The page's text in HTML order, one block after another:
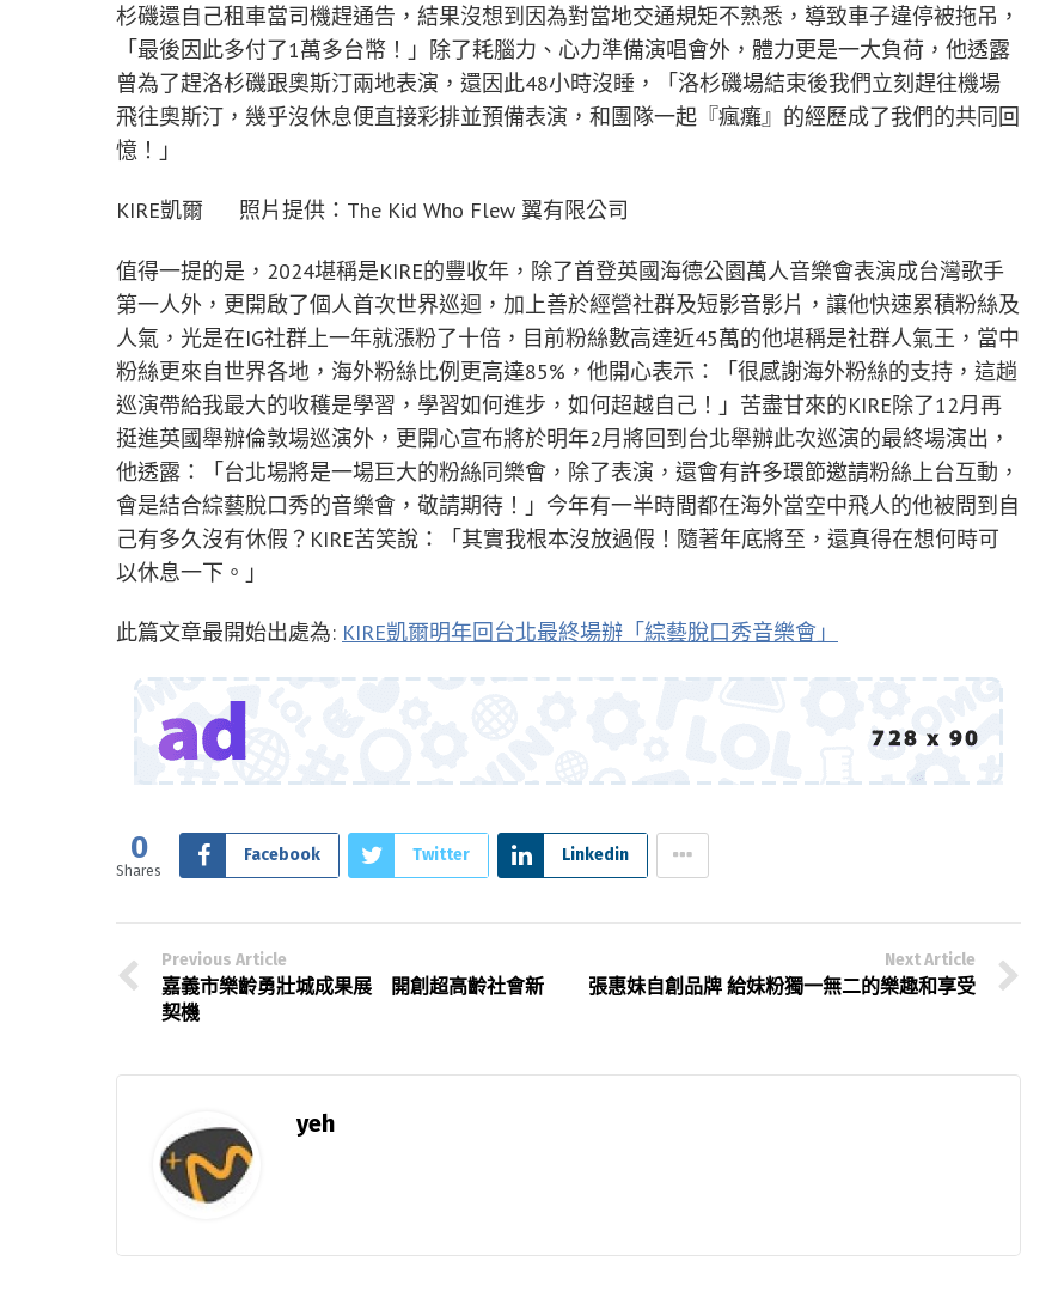
杉磯還自己租車當司機趕通告，結果沒想到因為對當地交通規矩不熟悉，導致車子違停被拖吊，
「最後因此多付了1萬多台幣！」除了耗腦力、心力準備演唱會外，體力更是一大負荷，他透露
曾為了趕洛杉磯跟奧斯汀兩地表演，還因此48小時沒睡，「洛杉磯場結束後我們立刻趕往機場
飛往奧斯汀，幾乎沒休息便直接彩排並預備表演，和團隊一起『瘋癱』的經歷成了我們的共同回
憶！」
KIRE凱爾 照片提供：The Kid Who Flew 翼有限公司
值得一提的是，2024堪稱是KIRE的豐收年，除了首登英國海德公園萬人音樂會表演成台灣歌手
第一人外，更開啟了個人首次世界巡迴，加上善於經營社群及短影音影片，讓他快速累積粉絲及
人氣，光是在IG社群上一年就漲粉了十倍，目前粉絲數高達近45萬的他堪稱是社群人氣王，當中
粉絲更來自世界各地，海外粉絲比例更高達85%，他開心表示：「很感謝海外粉絲的支持，這趟
巡演帶給我最大的收穫是學習，學習如何進步，如何超越自己！」苦盡甘來的KIRE除了12月再
挺進英國舉辦倫敦場巡演外，更開心宣布將於明年2月將回到台北舉辦此次巡演的最終場演出，
他透露：「台北場將是一場巨大的粉絲同樂會，除了表演，還會有許多環節邀請粉絲上台互動，
會是結合綜藝脫口秀的音樂會，敬請期待！」今年有一半時間都在海外當空中飛人的他被問到自
己有多久沒有休假？KIRE苦笑說：「其實我根本沒放過假！隨著年底將至，還真得在想何時可
以休息一下。」
此篇文章最開始出處為: KIRE凱爾明年回台北最終場辦「綜藝脫口秀音樂會」
0
Shares
Facebook Twitter Linkedin
Previous Article
嘉義市樂齡勇壯城成果展 開創超高齡社會新
契機
Next Article
張惠妹自創品牌 給妹粉獨一無二的樂趣和享受
yeh